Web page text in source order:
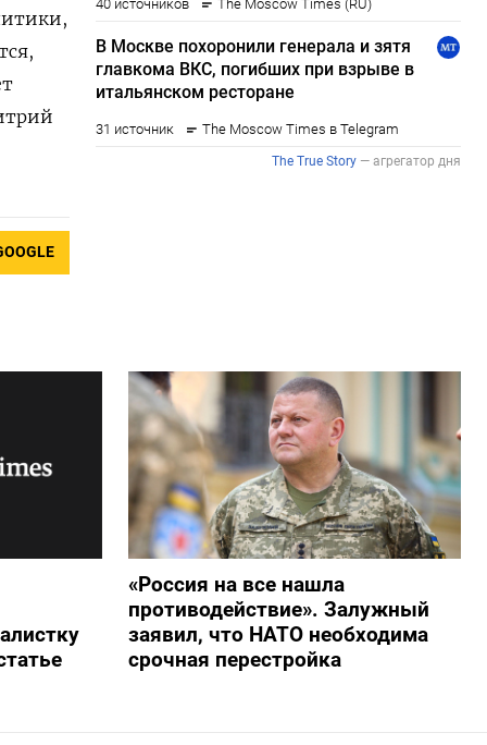
«Россия на все нашла
противодействие». Залужный
заявил, что НАТО необходима
срочная перестройка